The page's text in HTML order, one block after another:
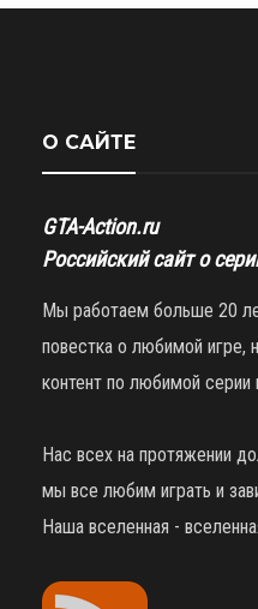
О САЙТЕ
GTA-Action.ru
Российский сайт о
Мы работаем больше 20
повестка о любимой игре,
контент по любимой серии
Нас всех на протяжении
мы все любим играть и
Наша вселенная -